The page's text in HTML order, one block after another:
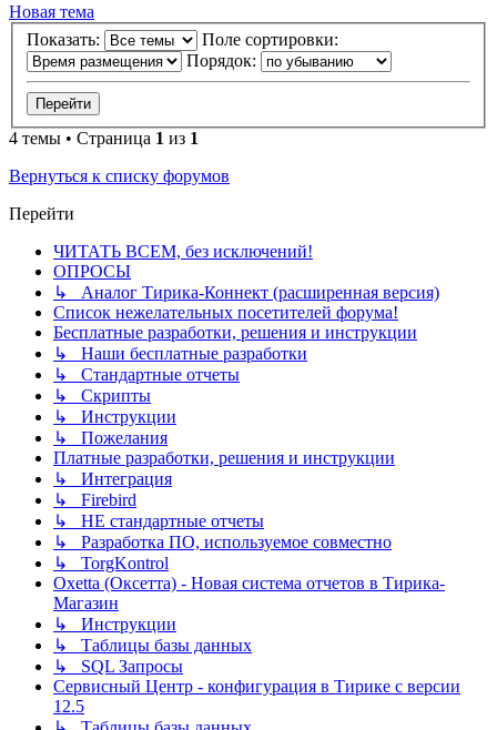
Новая тема
Показать:
Поле сортировки:
Порядок:
4 темы • Страница 1 из 1
Вернуться к списку форумов
Перейти
ЧИТАТЬ ВСЕМ, без исключений!
ОПРОСЫ
↳ Аналог Тирика-Коннект (расширенная версия)
Список нежелательных посетителей форума!
Бесплатные разработки, решения и инструкции
↳ Наши бесплатные разработки
↳ Стандартные отчеты
↳ Скрипты
↳ Инструкции
↳ Пожелания
Платные разработки, решения и инструкции
↳ Интеграция
↳ Firebird
↳ НЕ стандартные отчеты
↳ Разработка ПО, используемое совместно
↳ TorgKontrol
Oxetta (Оксетта) - Новая система отчетов в Тирика-
Магазин
↳ Инструкции
↳ Таблицы базы данных
↳ SQL Запросы
Сервисный Центр - конфигурация в Тирике с версии
12.5